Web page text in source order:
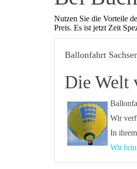
Nutzen Sie die Vorteile
Preis. Es ist jetzt Zeit
Ballonfahrt
Die Welt
Wir
In
Wir